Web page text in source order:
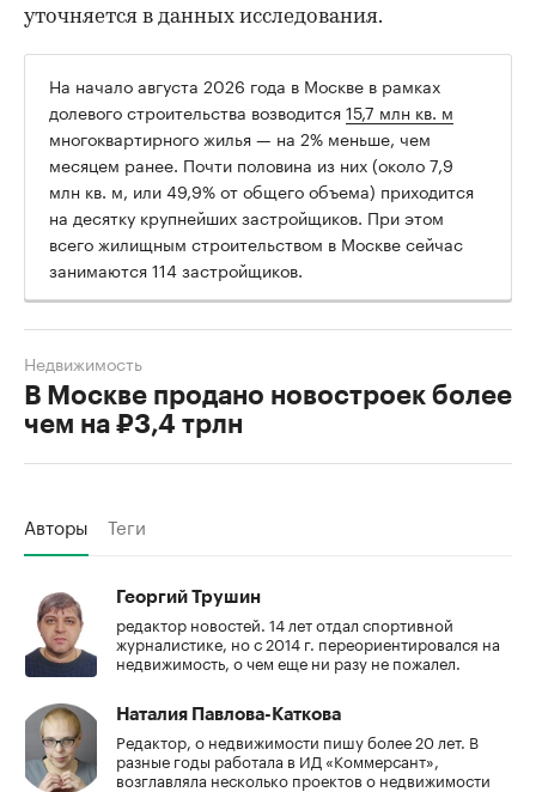
уточняется в данных исследования.
На начало августа 2026 года в Москве в рамках
долевого строительства возводится15,7 млн кв. м
многоквартирного жилья — на 2% меньше, чем
месяцем ранее. Почти половина из них (около 7,9
млн кв. м, или 49,9% от общего объема) приходится
на десятку крупнейших застройщиков. При этом
всего жилищным строительством в Москве сейчас
занимаются 114 застройщиков.
В Москве продано новостроек более
чем на ₽3,4 трлн
Недвижимость
Авторы Теги
Георгий Трушин
редактор новостей. 14 лет отдал спортивной
журналистике, но с 2014 г. переориентировался на
недвижимость, о чем еще ни разу не пожалел.
Наталия Павлова-Каткова
Редактор, о недвижимости пишу более 20 лет. В
разные годы работала в ИД «Коммерсант»,
возглавляла несколько проектов о недвижимости